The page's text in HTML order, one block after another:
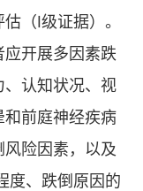
（Ⅰ级证据）。
开展多因素跌
认知状况、视
前庭神经疾病
险因素，以及
度、跌倒原因的